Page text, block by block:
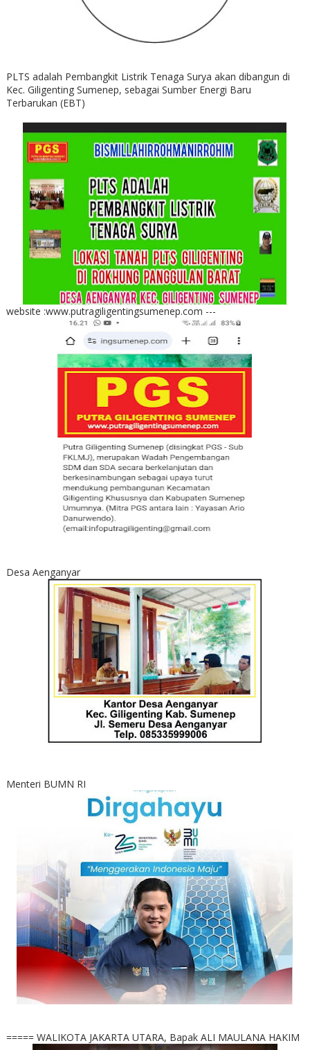
PLTS adalah Pembangkit Listrik Tenaga Surya akan dibangun di
Kec. Giligenting Sumenep, sebagai Sumber Energi Baru
Terbarukan (EBT)
website :www.putragiligentingsumenep.com ---
Desa Aenganyar
Menteri BUMN RI
===== WALIKOTA JAKARTA UTARA, Bapak ALI MAULANA HAKIM